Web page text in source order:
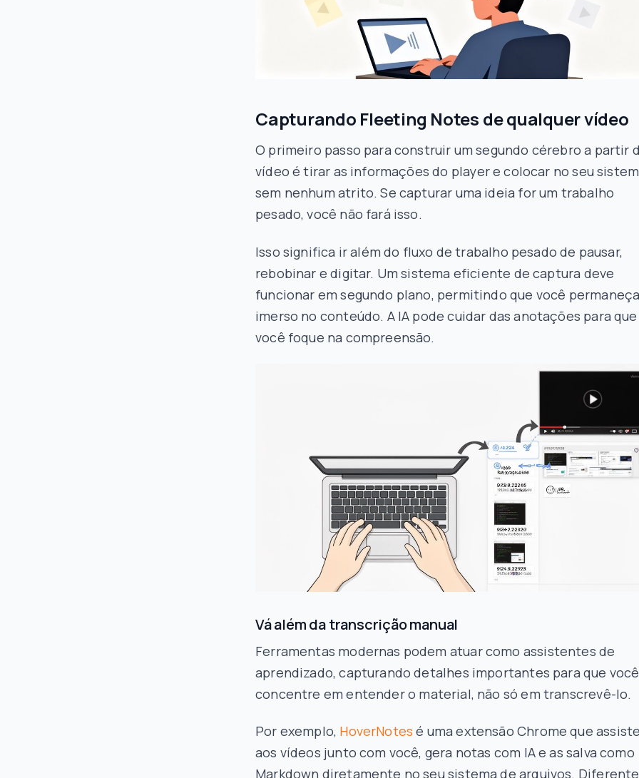
Capturando Fleeting Notes de qualquer vídeo
O primeiro passo para construir um segundo cérebro a partir
vídeo é tirar as informaçõesdo player e colocar no seu
sem nenhum atrito. Se capturar uma ideia for um trabalho
pesado, você não fará isso.
Isso significa ir além do fluxo de trabalho pesado de pausar,
rebobinar e digitar. Um sistema eficiente de captura deve
funcionar em segundo plano, permitindo que você
imerso no conteúdo. A IA pode cuidar das anotações para que
você foque na compreensão.
Vá além da transcrição manual
Ferramentas modernas podem atuar como assistentes de
aprendizado, capturando detalhes importantes para que
concentre ementendero material, não só em transcrevê-lo.
Por exemplo, HoverNotes é uma extensão Chrome que
aos vídeos junto com você, gera notas com IA e as salva como
Markdown diretamente no seu sistema de arquivos.